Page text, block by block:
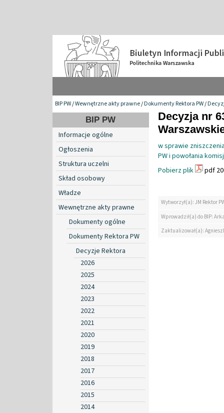
BIP PW/Wewnętrzne akty prawne/Dokumenty Rektora PW/
BIP PW
Informacje ogólne
Ogłoszenia
Struktura uczelni
Skład osobowy
Władze
Wewnętrzne akty prawne
Dokumenty ogólne
Dokumenty Rektora PW
Decyzje Rektora
2026
2025
2024
2023
2022
2021
2020
2019
2018
2017
2016
2015
2014
Decyzja nr
w sprawie
PW i powołania
Pobierz plik
pdf
Wytworzył(a): JM Rektor
Wprowadził(a) do BIP:
Zaktualizował(a):